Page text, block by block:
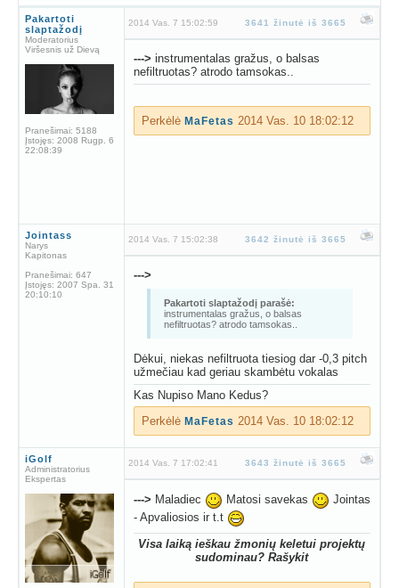
Pakartoti
slaptažodį
Moderatorius
Viršesnis už Dievą
Pranešimai: 5188
Įstojęs: 2008 Rugp. 6
22:08:39
2014 Vas. 7 15:02:59 3641 žinutė iš 3665
---> instrumentalas gražus, o balsas
nefiltruotas? atrodo tamsokas..
Perkėlė MaFetas 2014 Vas. 10 18:02:12
Jointass
Narys
Kapitonas
Pranešimai: 647
Įstojęs: 2007 Spa. 31
20:10:10
2014 Vas. 7 15:02:38 3642 žinutė iš 3665
--->
Pakartoti slaptažodį parašė:
instrumentalas gražus, o balsas
nefiltruotas? atrodo tamsokas..
Dėkui, niekas nefiltruota tiesiog dar -0,3 pitch
užmečiau kad geriau skambėtu vokalas
Kas Nupiso Mano Kedus?
Perkėlė MaFetas 2014 Vas. 10 18:02:12
iGolf
Administratorius
Ekspertas
2014 Vas. 7 17:02:41 3643 žinutė iš 3665
---> Maladiec Matosi savekas
Jointas
- Apvaliosios ir t.t
Visa laiką ieškau žmonių keletui projektų
sudominau? Rašykit